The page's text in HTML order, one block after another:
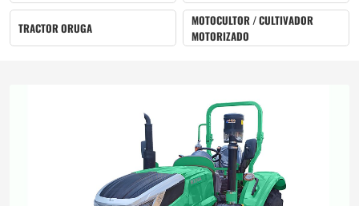
TRACTOR ORUGA
MOTOCULTOR / CULTIVADOR
MOTORIZADO